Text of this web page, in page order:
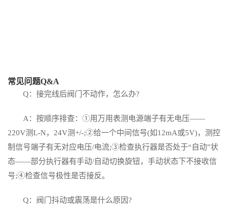
常见问题Q&A
Q：接完线后阀门不动作，怎么办?
A：按顺序排查：①用万用表测电源端子有无电压——
220V测L-N，24V测+/-;②给一个中间信号(如12mA或5V)，测控
制信号端子有无对应电压/电流;③检查执行器是否处于“自动”状
态——部分执行器有手动/自动切换旋钮，手动状态下不接收信
号;④检查信号极性是否接反。
Q：阀门抖动或震荡是什么原因?